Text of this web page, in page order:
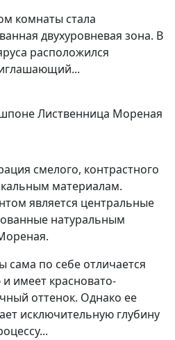
комнаты стала
двухуровневая зона. В
расположился
Лиственница Мореная
смелого, контрастного
материалам.
является центральные
натуральным
сама по себе отличается
имеет красновато-
оттенок. Однако ее
исключительную глубину